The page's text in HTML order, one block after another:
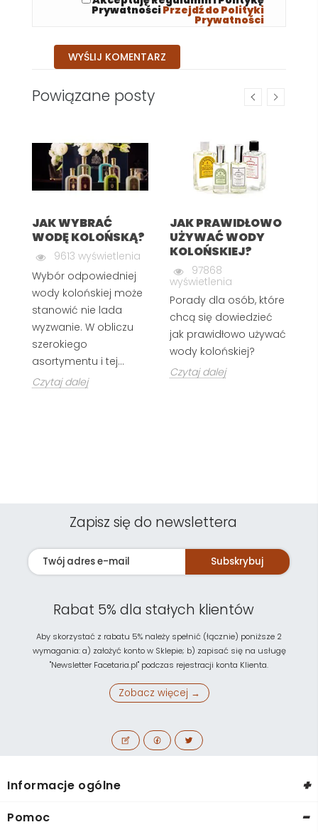
PrywatnościPrzejdź do Polityki
Prywatności
Powiązane posty
JAK WYBRAĆ
WODĘ KOLOŃSKĄ?
9613 wyświetlenia
Wybór odpowiedniej
wody kolońskiej może
stanowić nie lada
wyzwanie. W obliczu
szerokiego
asortymentu i tej...
Czytaj dalej
JAK PRAWIDŁOWO
UŻYWAĆ WODY
KOLOŃSKIEJ?
97868
wyświetlenia
Porady dla osób, które
chcą się dowiedzieć
jak prawidłowo używać
wody kolońskiej?
Czytaj dalej
Zapisz się do newslettera
Subskrybuj
Rabat 5% dla stałych klientów
Aby skorzystać z rabatu 5% należy spełnić (łącznie) poniższe 2
wymagania: a) założyć konto w Sklepie; b) zapisać się na usługę
"Newsletter Facetaria.pl" podczas rejestracji konta Klienta.
Zobacz więcej →
Informacje ogólne +
Pomoc -